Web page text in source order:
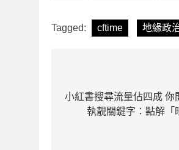
Tagged: cftime 地緣政
章
小紅書搜尋流量佔四成 你
執靚關鍵字：點解「